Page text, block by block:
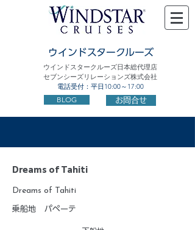
ウインドスタークルーズ
ウインドスタークルーズ日本総代理店
セブンシーズリレーションズ株式会社
電話受付：平日10:00～17:00
BLOG お問合せ
Dreams of Tahiti
Dreams of Tahiti
乗船地 パペーテ